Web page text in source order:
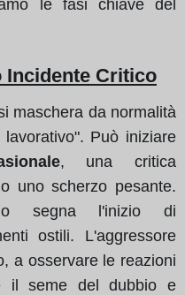
le fasi chiave del
Incidente Critico
maschera da normalità
Può iniziare
, una critica
uno scherzo pesante.
segna l'inizio di
ostili. L'aggressore
a osservare le reazioni
il seme del dubbio e